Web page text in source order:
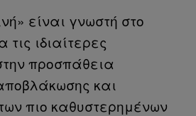
είναι γνωστή στο
ιδιαίτερες
προσπάθεια
και
πιο καθυστερημένων